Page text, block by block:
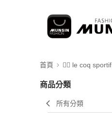
首頁 🚴‍♂️ le coq sportif
商品分類
所有分類